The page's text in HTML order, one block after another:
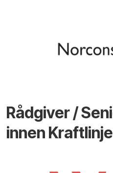
Rådgiver /
innen